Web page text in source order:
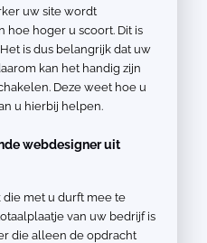
uw site wordt
hoe hoger u scoort. Dit is
is dus belangrijk dat uw
kan het handig zijn
Deze weet hoe u
u hierbij helpen.
webdesigner uit
die met u durft mee te
van uw bedrijf is
die alleen de opdracht